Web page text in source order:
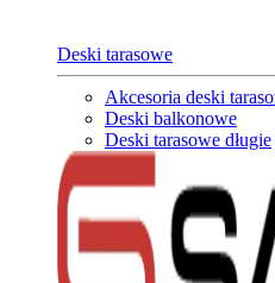
Deski tarasowe
Akcesoria deski
Deski balkonowe
Deski tarasowe długie